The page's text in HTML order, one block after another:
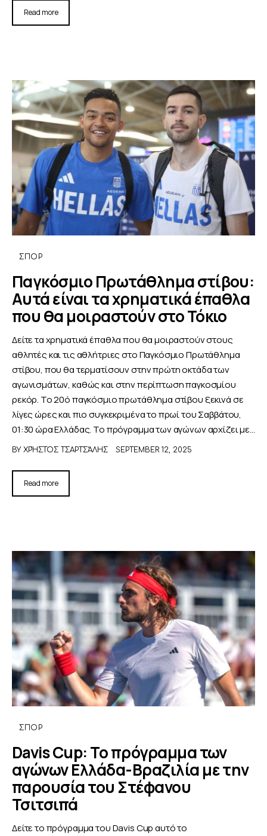
Read more
ΣΠΟΡ
Παγκόσμιο Πρωτάθλημα στίβου:
Αυτά είναι τα χρηματικά έπαθλα
που θα μοιραστούν στο Τόκιο
Δείτε τα χρηματικά έπαθλα που θα μοιραστούν στους
αθλητές και τις αθλήτριες στο Παγκόσμιο Πρωτάθλημα
στίβου, που θα τερματίσουν στην πρώτη οκτάδα των
αγωνισμάτων, καθώς και στην περίπτωση παγκοσμίου
ρεκόρ. Το 20ό παγκόσμιο πρωτάθλημα στίβου ξεκινά σε
λίγες ώρες και πιο συγκεκριμένα το πρωί του Σαββάτου,
01:30 ώρα Ελλάδας. Το πρόγραμμα των αγώνων αρχίζει με…
BY ΧΡΉΣΤΟΣ ΤΣΑΡΤΣΆΛΗΣ SEPTEMBER 12, 2025
Read more
ΣΠΟΡ
Davis Cup: Το πρόγραμμα των
αγώνων Ελλάδα-Βραζιλία με την
παρουσία του Στέφανου
Τσιτσιπά
Δείτε το πρόγραμμα του Davis Cup αυτό το